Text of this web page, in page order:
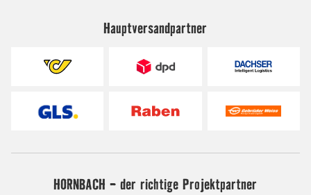
Hauptversandpartner
HORNBACH - der richtige Projektpartner